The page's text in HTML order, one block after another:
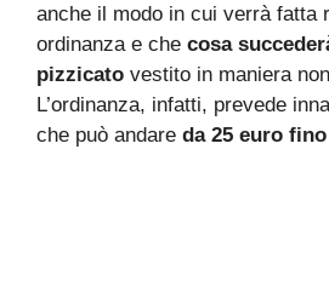
anche il modo in cui verrà fatta
ordinanza e che cosa
pizzicato vestito in maniera
L’ordinanza, infatti, prevede
che può andare da 25 euro